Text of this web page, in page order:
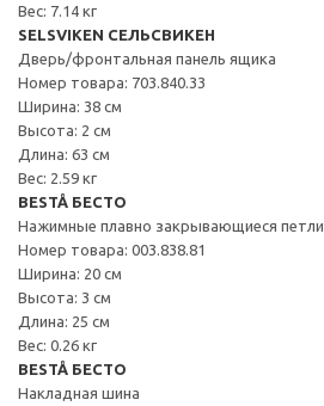
Вес: 7.14 кг
SELSVIKEN СЕЛЬСВИКЕН
Дверь/фронтальная панель ящика
Номер товара: 703.840.33
Ширина: 38 см
Высота: 2 см
Длина: 63 см
Вес: 2.59 кг
BESTÅ БЕСТО
Нажимные плавно закрывающиеся петли
Номер товара: 003.838.81
Ширина: 20 см
Высота: 3 см
Длина: 25 см
Вес: 0.26 кг
BESTÅ БЕСТО
Накладная шина